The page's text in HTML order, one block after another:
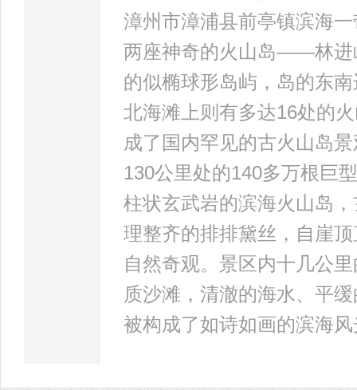
漳州市漳浦县前亭镇滨海
两座神奇的火山岛――林进
的似椭球形岛屿，岛的东
北海滩上则有多达16处的
成了国内罕见的古火山岛
130公里处的140多万根巨
柱状玄武岩的滨海火山岛
理整齐的排排黛丝，自崖
自然奇观。景区内十几公
质沙滩，清澈的海水、平
被构成了如诗如画的滨海